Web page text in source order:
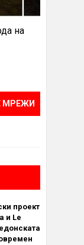
на
МРЕЖИ
проект
и Le